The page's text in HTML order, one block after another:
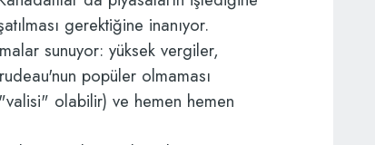
gerektiğine inanıyor.
sunuyor: yüksek vergiler,
popüler olmaması
olabilir) ve hemen hemen